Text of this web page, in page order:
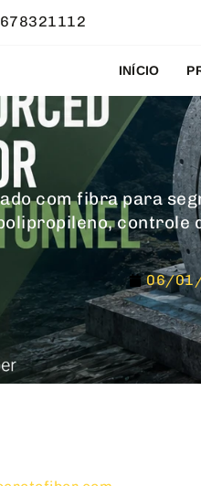
INÍCIO
com fibra para
controle
06/